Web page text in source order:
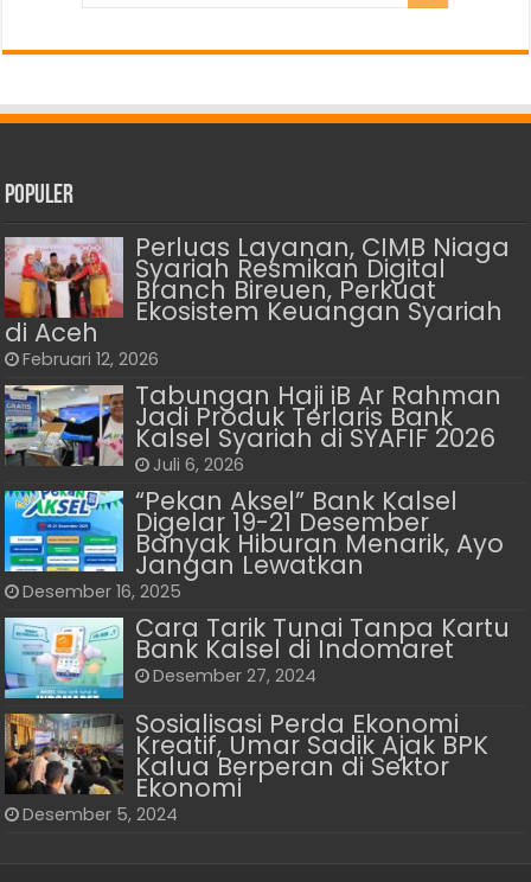
Populer
Perluas Layanan, CIMB Niaga
Syariah Resmikan Digital
Branch Bireuen, Perkuat
Ekosistem Keuangan Syariah
di Aceh
Februari 12, 2026
Tabungan Haji iB Ar Rahman
Jadi Produk Terlaris Bank
Kalsel Syariah di SYAFIF 2026
Juli 6, 2026
“Pekan Aksel” Bank Kalsel
Digelar 19-21 Desember
Banyak Hiburan Menarik, Ayo
Jangan Lewatkan
Desember 16, 2025
Cara Tarik Tunai Tanpa Kartu
Bank Kalsel di Indomaret
Desember 27, 2024
Sosialisasi Perda Ekonomi
Kreatif, Umar Sadik Ajak BPK
Kalua Berperan di Sektor
Ekonomi
Desember 5, 2024